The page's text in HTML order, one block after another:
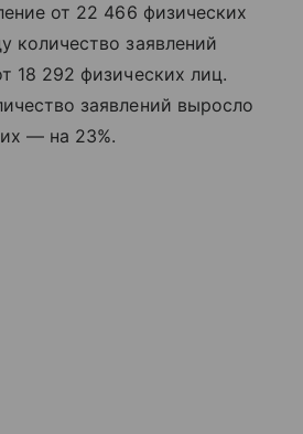
от 22 466 физических
количество заявлений
18 292 физических лиц.
заявлений выросло
— на 23%.